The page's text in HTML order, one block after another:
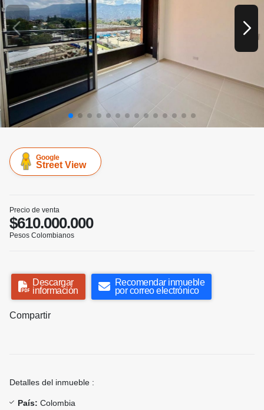
Google
Street View
Precio de venta
$610.000.000
Pesos Colombianos
Descargar
información
Recomendar inmueble
por correo electrónico
Compartir
Detalles del inmueble :
País: Colombia